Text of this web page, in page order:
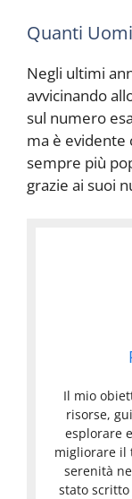
Quanti
Negli ultimi
avvicinando
sul numero
ma è evidente
sempre più
grazie ai suoi
Il mio
risorse,
esplorare
migliorare il
serenità
stato